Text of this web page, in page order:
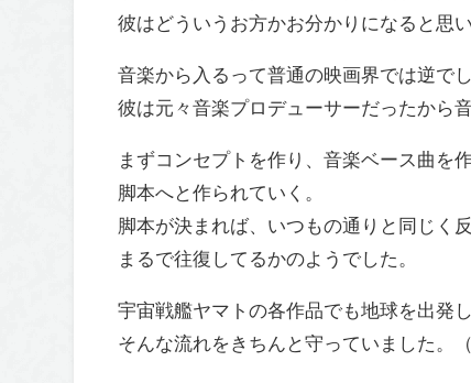
彼はどういうお方かお分かりになると思い
音楽から入るって普通の映画界では逆でし
彼は元々音楽プロデューサーだったから
まずコンセプトを作り、音楽ベース曲を
脚本へと作られていく。
脚本が決まれば、いつもの通りと同じく
まるで往復してるかのようでした。
宇宙戦艦ヤマトの各作品でも地球を出発
そんな流れをきちんと守っていました。